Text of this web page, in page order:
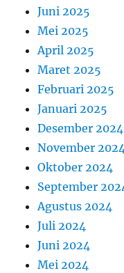
Juni 2025
Mei 2025
April 2025
Maret 2025
Februari 2025
Januari 2025
Desember 2024
November
Oktober 2024
September
Agustus 2024
Juli 2024
Juni 2024
Mei 2024